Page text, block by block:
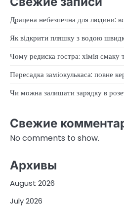
Драцена небезпечна для людини:
Як відкрити пляшку з водою
Чому редиска гостра: хімія смаку
Пересадка заміокулькаса: повне
Чи можна залишати зарядку в
Свежие
No comments to show.
Архивы
August 2026
July 2026